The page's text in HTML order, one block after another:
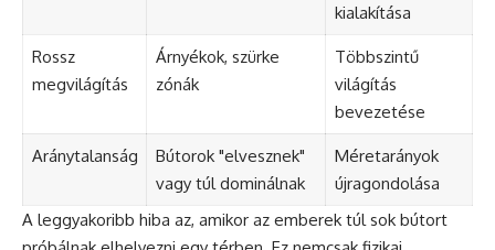
kialakítása
Rossz
megvilágítás
Árnyékok, szürke
zónák
Többszintű
világítás
bevezetése
Aránytalanság
Bútorok "elvesznek"
vagy túl dominálnak
Méretarányok
újragondolása
A leggyakoribb hiba az, amikor az emberek túl sok bútort